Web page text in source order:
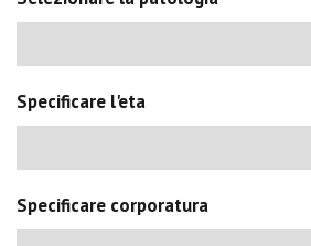
Specificare l'eta
Specificare corporatura